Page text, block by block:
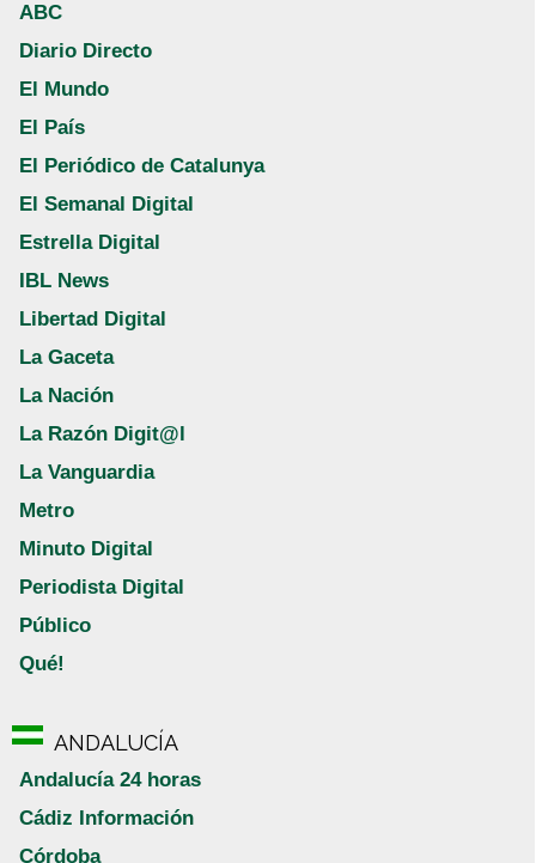
ABC
Diario Directo
El Mundo
El País
El Periódico de Catalunya
El Semanal Digital
Estrella Digital
IBL News
Libertad Digital
La Gaceta
La Nación
La Razón Digit@l
La Vanguardia
Metro
Minuto Digital
Periodista Digital
Público
Qué!
ANDALUCÍA
Andalucía 24 horas
Cádiz Información
Córdoba